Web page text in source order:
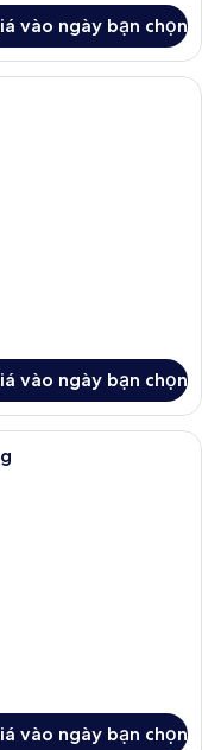
vào ngày bạn chọn
giường cỡ king | Bộ đồ
vào ngày bạn chọn
Premium, 1 giường cỡ
vào ngày bạn chọn